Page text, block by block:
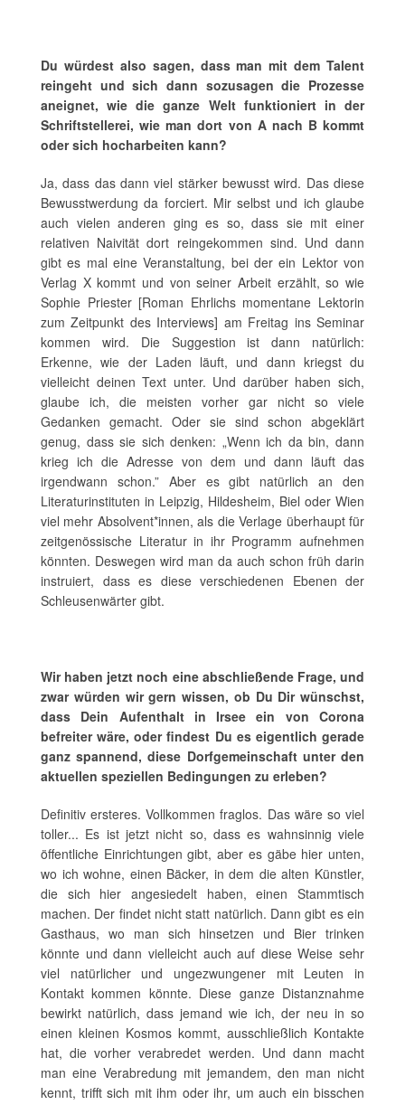
Du würdest also sagen, dass man mit dem Talent
reingeht und sich dann sozusagen die Prozesse
aneignet, wie die ganze Welt funktioniert in der
Schriftstellerei, wie man dort von A nach B kommt
oder sich hocharbeiten kann?
Ja, dass das dann viel stärker bewusst wird. Das diese
Bewusstwerdung da forciert. Mir selbst und ich glaube
auch vielen anderen ging es so, dass sie mit einer
relativen Naivität dort reingekommen sind. Und dann
gibt es mal eine Veranstaltung, bei der ein Lektor von
Verlag X kommt und von seiner Arbeit erzählt, so wie
Sophie Priester [Roman Ehrlichs momentane Lektorin
zum Zeitpunkt des Interviews] am Freitag ins Seminar
kommen wird. Die Suggestion ist dann natürlich:
Erkenne, wie der Laden läuft, und dann kriegst du
vielleicht deinen Text unter. Und darüber haben sich,
glaube ich, die meisten vorher gar nicht so viele
Gedanken gemacht. Oder sie sind schon abgeklärt
genug, dass sie sich denken: „Wenn ich da bin, dann
krieg ich die Adresse von dem und dann läuft das
irgendwann schon.” Aber es gibt natürlich an den
Literaturinstituten in Leipzig, Hildesheim, Biel oder Wien
viel mehr Absolvent*innen, als die Verlage überhaupt für
zeitgenössische Literatur in ihr Programm aufnehmen
könnten. Deswegen wird man da auch schon früh darin
instruiert, dass es diese verschiedenen Ebenen der
Schleusenwärter gibt.
Wir haben jetzt noch eine abschließende Frage, und
zwar würden wir gern wissen, ob Du Dir wünschst,
dass Dein Aufenthalt in Irsee ein von Corona
befreiter wäre, oder findest Du es eigentlich gerade
ganz spannend, diese Dorfgemeinschaft unter den
aktuellen speziellen Bedingungen zu erleben?
Definitiv ersteres. Vollkommen fraglos. Das wäre so viel
toller... Es ist jetzt nicht so, dass es wahnsinnig viele
öffentliche Einrichtungen gibt, aber es gäbe hier unten,
wo ich wohne, einen Bäcker, in dem die alten Künstler,
die sich hier angesiedelt haben, einen Stammtisch
machen. Der findet nicht statt natürlich. Dann gibt es ein
Gasthaus, wo man sich hinsetzen und Bier trinken
könnte und dann vielleicht auch auf diese Weise sehr
viel natürlicher und ungezwungener mit Leuten in
Kontakt kommen könnte. Diese ganze Distanznahme
bewirkt natürlich, dass jemand wie ich, der neu in so
einen kleinen Kosmos kommt, ausschließlich Kontakte
hat, die vorher verabredet werden. Und dann macht
man eine Verabredung mit jemandem, den man nicht
kennt, trifft sich mit ihm oder ihr, um auch ein bisschen